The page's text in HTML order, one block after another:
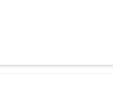
Der Gemeindevorstand der